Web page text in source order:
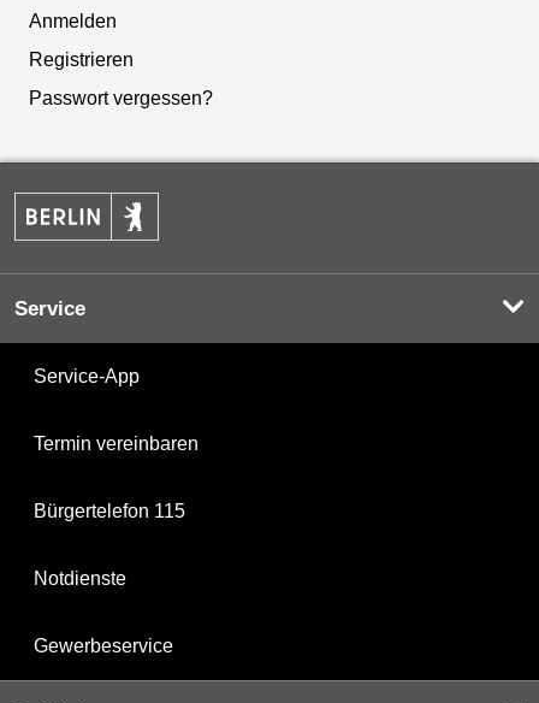
Anmelden
Registrieren
Passwort vergessen?
Service
Service-App
Termin vereinbaren
Bürgertelefon 115
Notdienste
Gewerbeservice